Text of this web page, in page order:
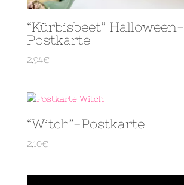
“Kürbisbeet” Halloween-
Postkarte
2,94€
“Witch”-Postkarte
2,10€